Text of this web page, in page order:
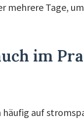
mehrere Tage,
im
auf